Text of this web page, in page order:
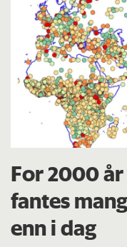
For 2000
fantes
enn i dag